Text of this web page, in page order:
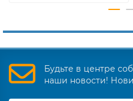
Будьте в центре
наши новости!